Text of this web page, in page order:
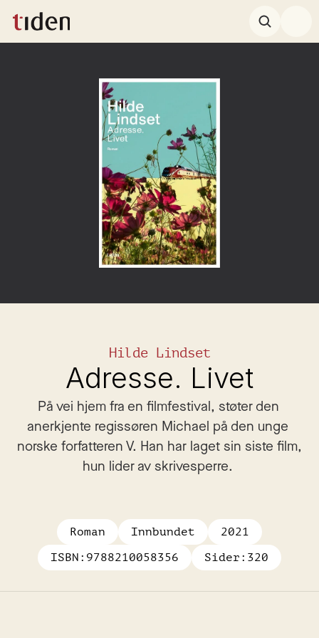
Hilde Lindset
Adresse. Livet
På vei hjem fra en filmfestival, støter den
anerkjente regissøren Michael på den unge
norske forfatteren V. Han har laget sin siste film,
hun lider av skrivesperre.
Roman Innbundet
2021
ISBN: 9788210058356 Sider: 320